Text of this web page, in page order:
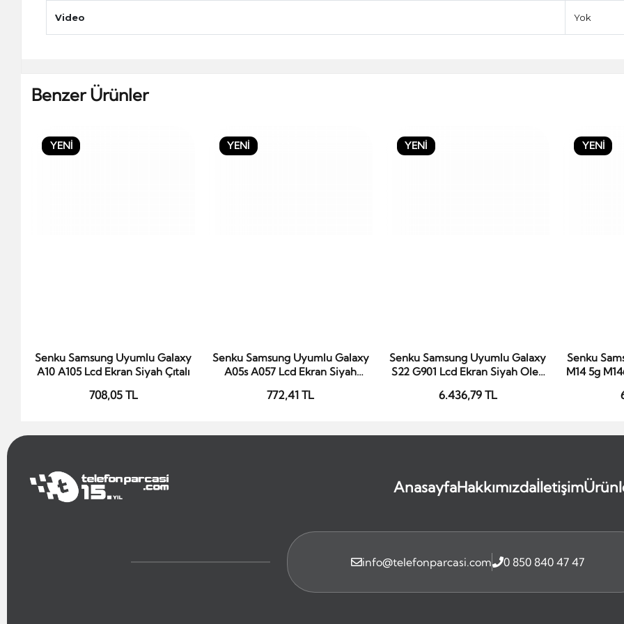
Video Yok
Benzer Ürünler
YENİ
Sepete Ekle
Senku Samsung Uyumlu Galaxy
A10 A105 Lcd Ekran Siyah Çıtalı
708,05 TL
YENİ
Sepete Ekle
Senku Samsung Uyumlu Galaxy
A05s A057 Lcd Ekran Siyah
772,41 TL
YENİ
Sepete Ekle
Senku Samsung Uyumlu Galaxy
S22 G901 Lcd Ekran Siyah Oled
6.436,79 TL
YENİ
Senku
M14 5g
AnasayfaHakkımızdaİletişim
info@telefonparcasi.com 0 850 840 47 47